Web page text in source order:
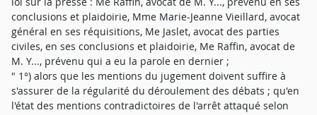
conclusions et plaidoirie, Mme Marie-Jeanne Vieillard, avocat
général en ses réquisitions, Me Jaslet, avocat des parties
civiles, en ses conclusions et plaidoirie, Me Raffin, avocat de
M. Y..., prévenu qui a eu la parole en dernier ;
" 1°) alors que les mentions du jugement doivent suffire à
s'assurer de la régularité du déroulement des débats ; qu'en
l'état des mentions contradictoires de l'arrêt attaqué selon